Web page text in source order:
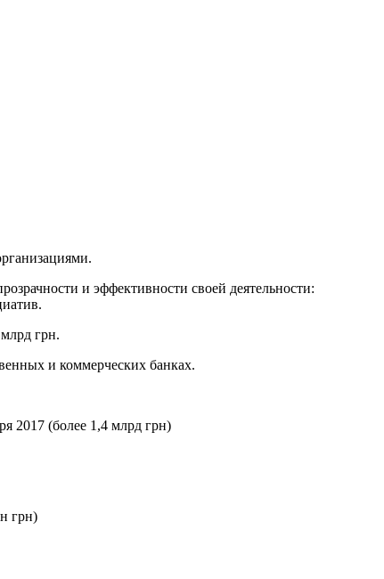
и эффективности своей деятельности:
грн.
и коммерческих банках.
2017 (более 1,4 млрд грн)
грн)